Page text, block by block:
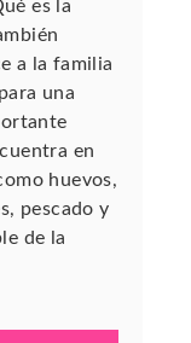
es la
a la familia
una
en
huevos,
pescado y
de la